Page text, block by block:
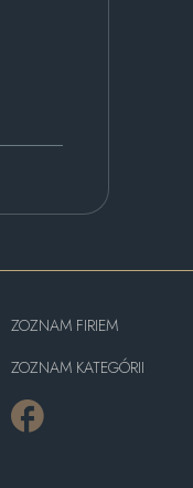
ZOZNAM FIRIEM
ZOZNAM KATEGÓRII